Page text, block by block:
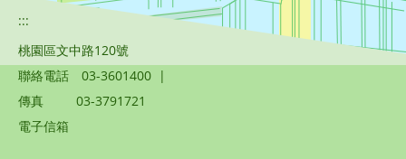
:::
桃園區文中路120號
聯絡電話
03-3601400 |
傳真
03-3791721
電子信箱